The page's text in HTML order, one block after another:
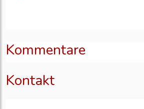
Kommentare
Kontakt